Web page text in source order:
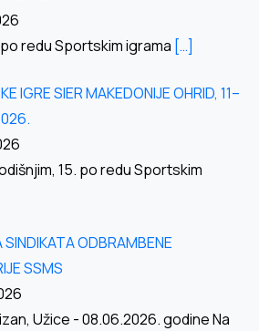
redu Sportskim igrama […]
IGRE SIER MAKEDONIJE OHRID, 11–
15. po redu Sportskim
SINDIKATA ODBRAMBENE
SSMS
Užice - 08.06.2026. godine Na